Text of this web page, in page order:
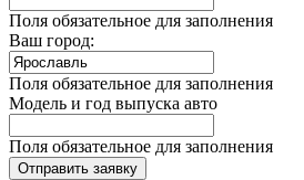
Поля обязательное для заполнения
Ваш город:
Поля обязательное для заполнения
Модель и год выпуска авто
Поля обязательное для заполнения
Отправить заявку